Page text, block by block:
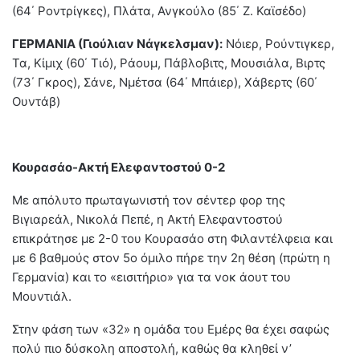
(64΄ Ροντρίγκες), Πλάτα, Ανγκούλο (85΄ Ζ. Καϊσέδο)
ΓΕΡΜΑΝΙΑ (Γιούλιαν Νάγκελσμαν): Νόιερ, Ρούντιγκερ,
Τα, Κίμιχ (60΄ Τιό), Ράουμ, Πάβλοβιτς, Μουσιάλα, Βιρτς
(73΄ Γκρος), Σάνε, Νμέτσα (64΄ Μπάιερ), Χάβερτς (60΄
Ουντάβ)
Κουρασάο-Ακτή Ελεφαντοστού 0-2
Με απόλυτο πρωταγωνιστή τον σέντερ φορ της
Βιγιαρεάλ, Νικολά Πεπέ, η Ακτή Ελεφαντοστού
επικράτησε με 2-0 του Κουρασάο στη Φιλαντέλφεια και
με 6 βαθμούς στον 5ο όμιλο πήρε την 2η θέση (πρώτη η
Γερμανία) και το «εισιτήριο» για τα νοκ άουτ του
Μουντιάλ.
Στην φάση των «32» η ομάδα του Εμέρς θα έχει σαφώς
πολύ πιο δύσκολη αποστολή, καθώς θα κληθεί ν’